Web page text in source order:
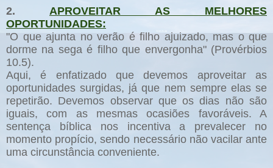
2. APROVEITAR AS MELHORES
OPORTUNIDADES:
"O que ajunta no verão é filho ajuizado, mas o que
dorme na sega é filho que envergonha" (Provérbios
10.5).
Aqui, é enfatizado que devemos aproveitar as
oportunidades surgidas, já que nem sempre elas se
repetirão. Devemos observar que os dias não são
iguais, com as mesmas ocasiões favoráveis. A
sentença bíblica nos incentiva a prevalecer no
momento propício, sendo necessário não vacilar ante
uma circunstância conveniente.